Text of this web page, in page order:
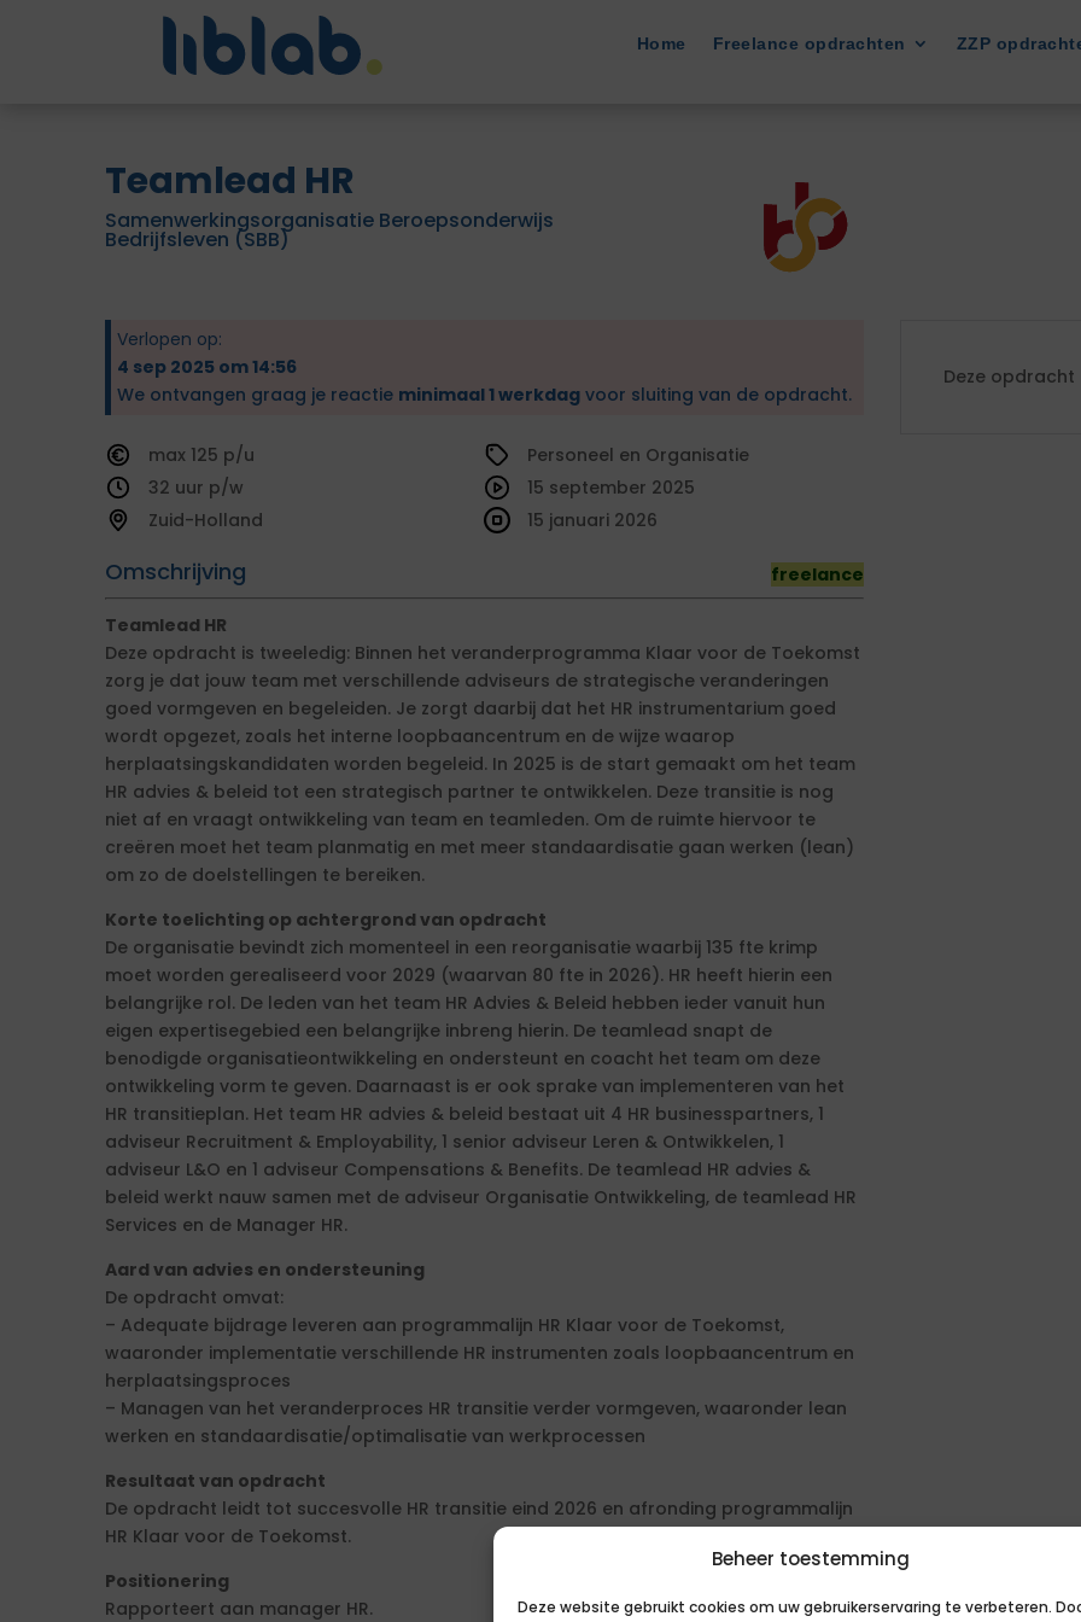
Beheer toestemming
Deze website gebruikt cookies om uw gebruikerservaring te verbeteren.
Home Freelance opdrachten ZZP
Teamlead HR
Samenwerkingsorganisatie Beroepsonderwijs
Bedrijfsleven (SBB)
Verlopen op:
4 sep 2025 om 14:56
We ontvangen graag je reactie minimaal 1 werkdag voor sluiting van de opdracht.
125
32
Zuid-Holland
Personeel en Organisatie
Omschrijving freelance
15 september 2025
15 januari 2026
Teamlead HR
Deze opdracht is tweeledig: Binnen het veranderprogramma Klaar voor de Toekomst
zorg je dat jouw team met verschillende adviseurs de strategische veranderingen
goed vormgeven en begeleiden. Je zorgt daarbij dat het HR instrumentarium goed
wordt opgezet, zoals het interne loopbaancentrum en de wijze waarop
herplaatsingskandidaten worden begeleid. In 2025 is de start gemaakt om het team
HR advies & beleid tot een strategisch partner te ontwikkelen. Deze transitie is nog
niet af en vraagt ontwikkeling van team en teamleden. Om de ruimte hiervoor te
creëren moet het team planmatig en met meer standaardisatie gaan werken (lean)
om zo de doelstellingen te bereiken.
Korte toelichting op achtergrond van opdracht
De organisatie bevindt zich momenteel in een reorganisatie waarbij 135 fte krimp
moet worden gerealiseerd voor 2029 (waarvan 80 fte in 2026). HR heeft hierin een
belangrijke rol. De leden van het team HR Advies & Beleid hebben ieder vanuit hun
eigen expertisegebied een belangrijke inbreng hierin. De teamlead snapt de
benodigde organisatieontwikkeling en ondersteunt en coacht het team om deze
ontwikkeling vorm te geven. Daarnaast is er ook sprake van implementeren van het
HR transitieplan. Het team HR advies & beleid bestaat uit 4 HR businesspartners, 1
adviseur Recruitment & Employability, 1 senior adviseur Leren & Ontwikkelen, 1
adviseur L&O en 1 adviseur Compensations & Benefits. De teamlead HR advies &
beleid werkt nauw samen met de adviseur Organisatie Ontwikkeling, de teamlead HR
Services en de Manager HR.
Aard van advies en ondersteuning
De opdracht omvat:
– Adequate bijdrage leveren aan programmalijn HR Klaar voor de Toekomst,
waaronder implementatie verschillende HR instrumenten zoals loopbaancentrum en
herplaatsingsproces
– Managen van het veranderproces HR transitie verder vormgeven, waaronder lean
werken en standaardisatie/optimalisatie van werkprocessen
Resultaat van opdracht
De opdracht leidt tot succesvolle HR transitie eind 2026 en afronding programmalijn
HR Klaar voor de Toekomst.
Positionering
Rapporteert aan manager HR.
Deze opdracht